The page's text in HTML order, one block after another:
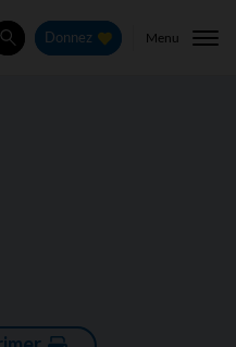
Rechercher
Donnez Menu